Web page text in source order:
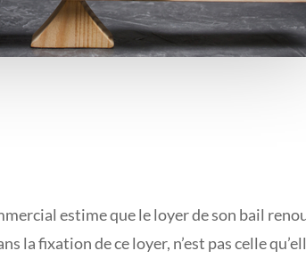
estime que le loyer de son bail
la fixation de ce loyer, n’est pas celle